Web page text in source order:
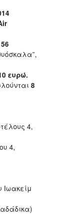
0 ευρώ.
8
4,
4,
Ιωακείμ